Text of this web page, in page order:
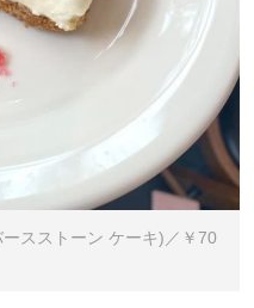
スストーン ケーキ)／￥70